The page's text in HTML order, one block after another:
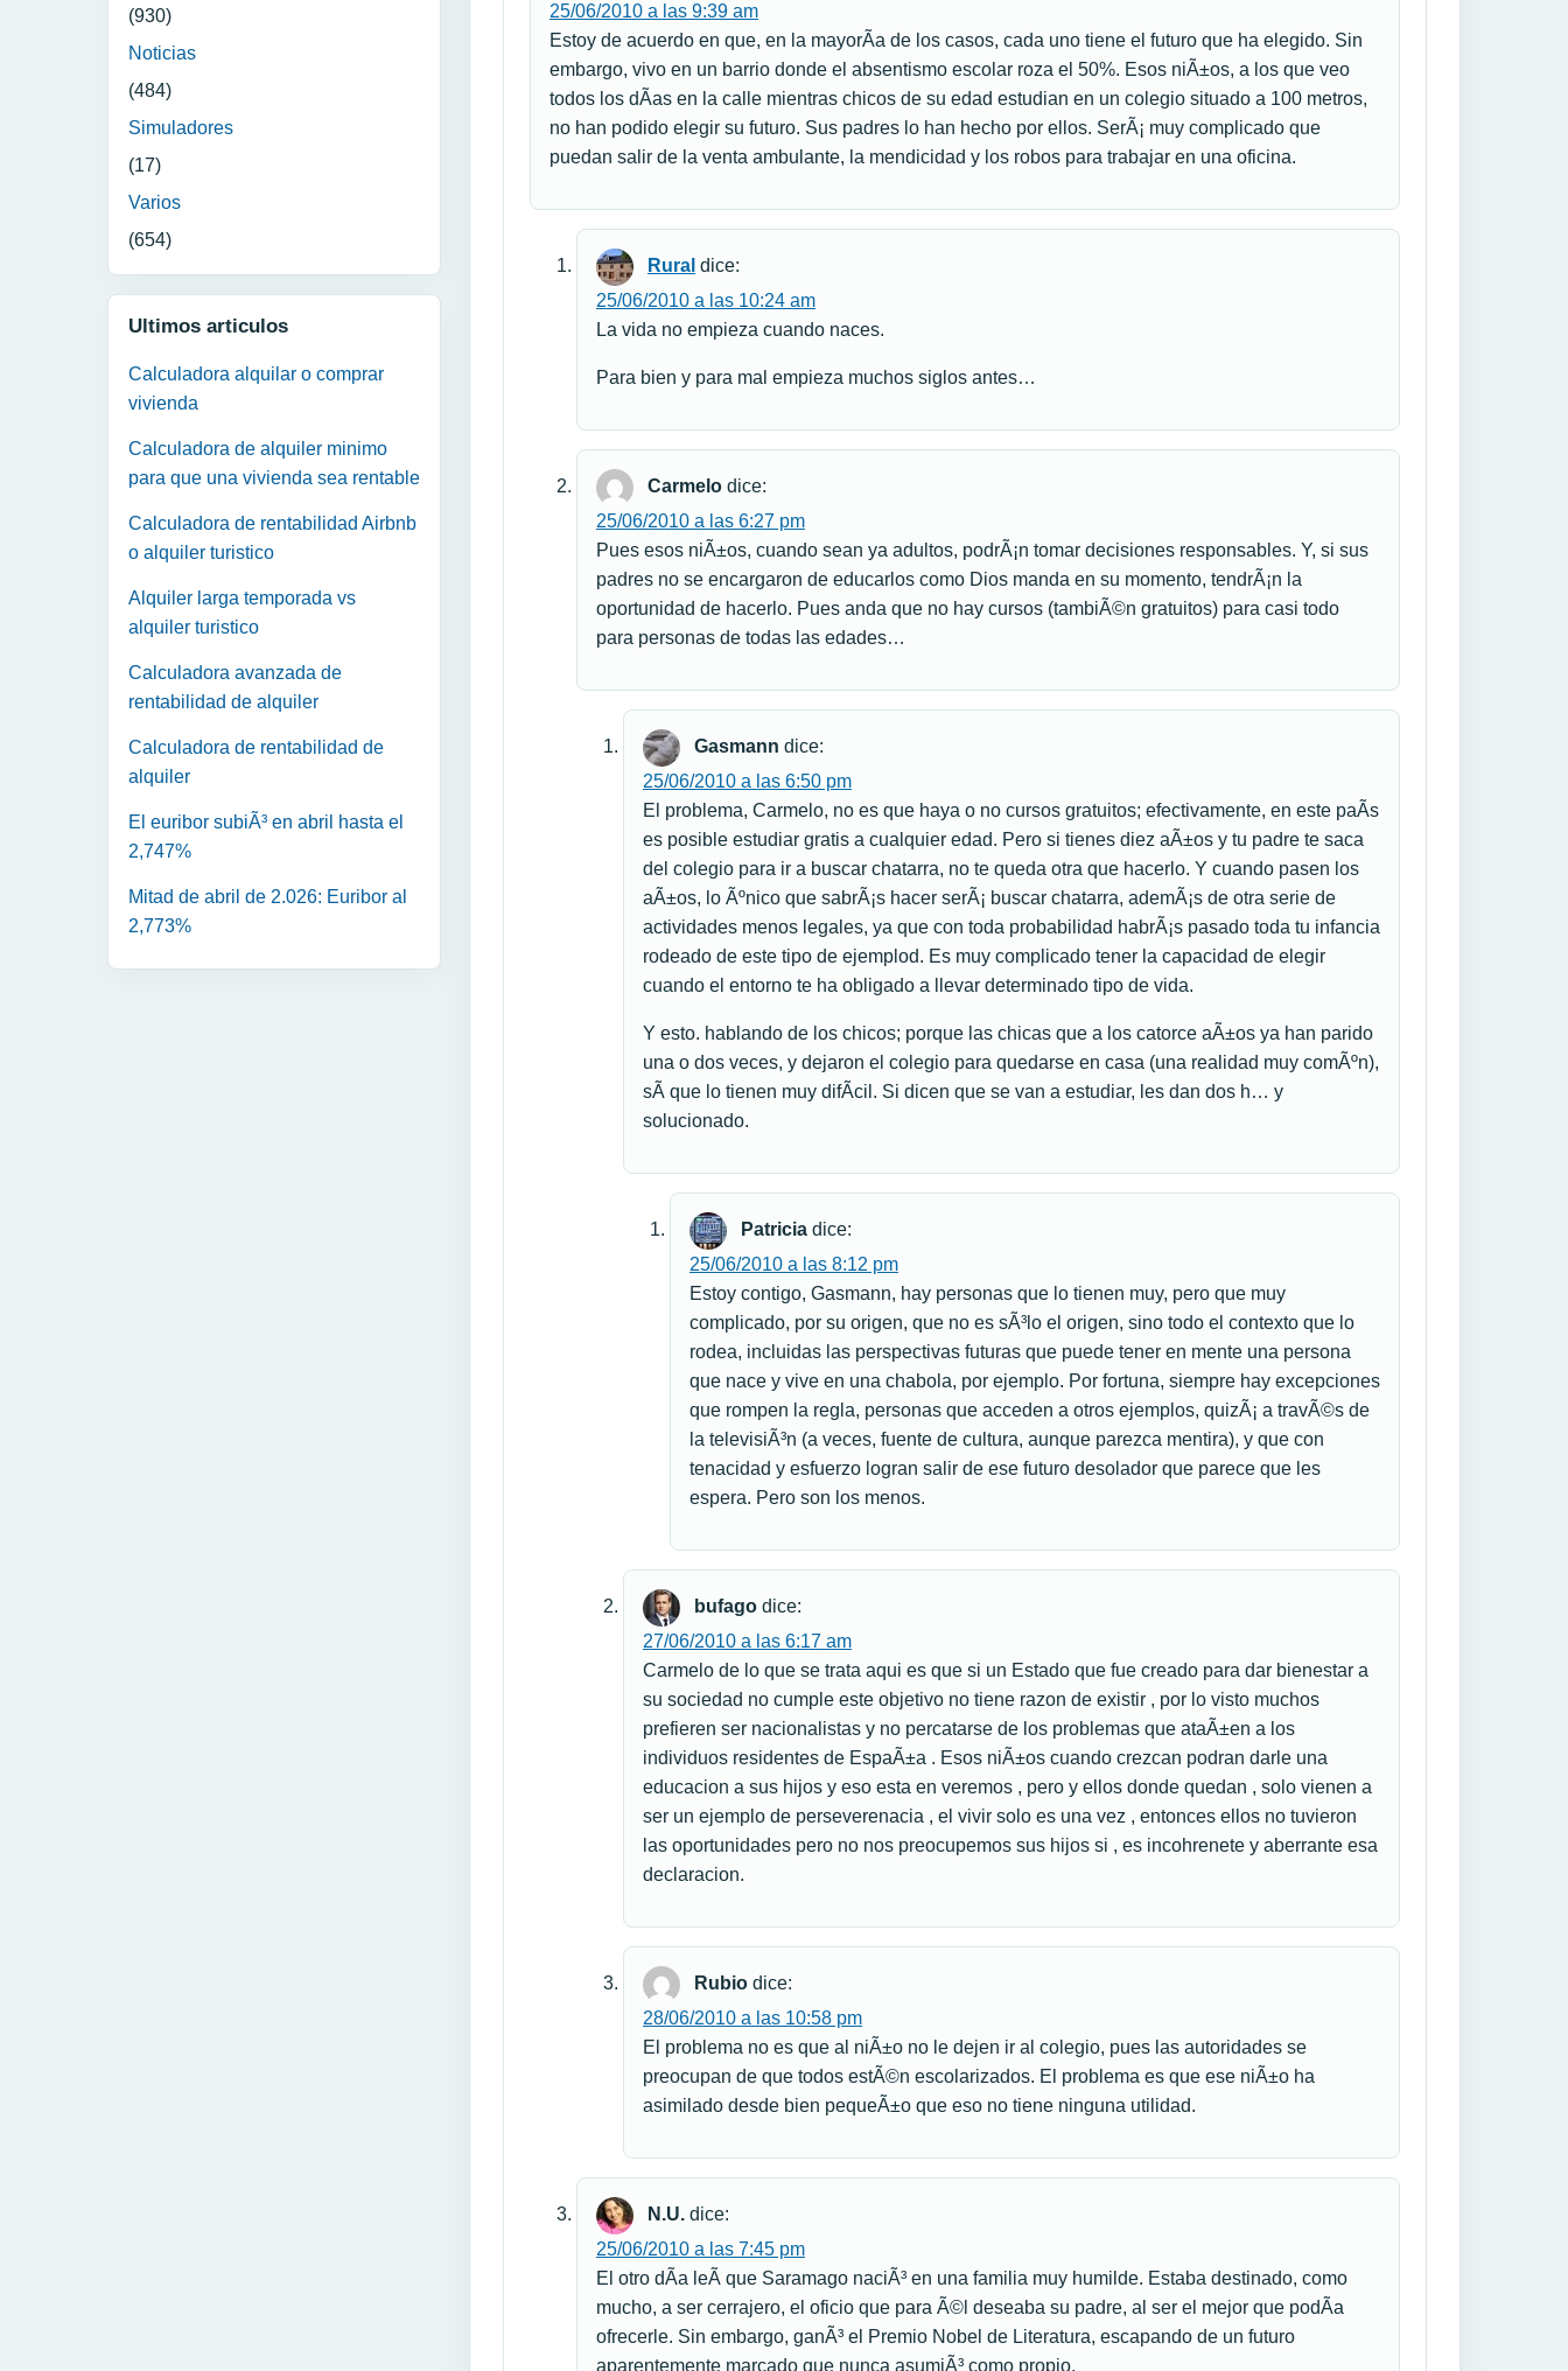
(930)
Noticias
(484)
Simuladores
(17)
Varios
(654)
Ultimos articulos
Calculadora alquilar o comprar
vivienda
Calculadora de alquiler minimo
para que una vivienda sea rentable
Calculadora de rentabilidad Airbnb
o alquiler turistico
Alquiler larga temporada vs
alquiler turistico
Calculadora avanzada de
rentabilidad de alquiler
Calculadora de rentabilidad de
alquiler
El euribor subiÃ³ en abril hasta el
2,747%
Mitad de abril de 2.026: Euribor al
2,773%
25/06/2010 a las 9:39 am
Estoy de acuerdo en que, en la mayorÃ­a de los casos, cada uno tiene el futuro que ha elegido. Sin
embargo, vivo en un barrio donde el absentismo escolar roza el 50%. Esos niÃ±os, a los que veo
todos los dÃ­as en la calle mientras chicos de su edad estudian en un colegio situado a 100 metros,
no han podido elegir su futuro. Sus padres lo han hecho por ellos. SerÃ¡ muy complicado que
puedan salir de la venta ambulante, la mendicidad y los robos para trabajar en una oficina.
Rural dice:
25/06/2010 a las 10:24 am
La vida no empieza cuando naces.
Para bien y para mal empieza muchos siglos antes…
Carmelo dice:
25/06/2010 a las 6:27 pm
Pues esos niÃ±os, cuando sean ya adultos, podrÃ¡n tomar decisiones responsables. Y, si sus
padres no se encargaron de educarlos como Dios manda en su momento, tendrÃ¡n la
oportunidad de hacerlo. Pues anda que no hay cursos (tambiÃ©n gratuitos) para casi todo
para personas de todas las edades…
Gasmann dice:
25/06/2010 a las 6:50 pm
El problema, Carmelo, no es que haya o no cursos gratuitos; efectivamente, en este paÃ­s
es posible estudiar gratis a cualquier edad. Pero si tienes diez aÃ±os y tu padre te saca
del colegio para ir a buscar chatarra, no te queda otra que hacerlo. Y cuando pasen los
aÃ±os, lo Ãºnico que sabrÃ¡s hacer serÃ¡ buscar chatarra, ademÃ¡s de otra serie de
actividades menos legales, ya que con toda probabilidad habrÃ¡s pasado toda tu infancia
rodeado de este tipo de ejemplod. Es muy complicado tener la capacidad de elegir
cuando el entorno te ha obligado a llevar determinado tipo de vida.
Y esto. hablando de los chicos; porque las chicas que a los catorce aÃ±os ya han parido
una o dos veces, y dejaron el colegio para quedarse en casa (una realidad muy comÃºn),
sÃ­ que lo tienen muy difÃ­cil. Si dicen que se van a estudiar, les dan dos h… y
solucionado.
Patricia dice:
25/06/2010 a las 8:12 pm
Estoy contigo, Gasmann, hay personas que lo tienen muy, pero que muy
complicado, por su origen, que no es sÃ³lo el origen, sino todo el contexto que lo
rodea, incluidas las perspectivas futuras que puede tener en mente una persona
que nace y vive en una chabola, por ejemplo. Por fortuna, siempre hay excepciones
que rompen la regla, personas que acceden a otros ejemplos, quizÃ¡ a travÃ©s de
la televisiÃ³n (a veces, fuente de cultura, aunque parezca mentira), y que con
tenacidad y esfuerzo logran salir de ese futuro desolador que parece que les
espera. Pero son los menos.
bufago dice:
27/06/2010 a las 6:17 am
Carmelo de lo que se trata aqui es que si un Estado que fue creado para dar bienestar a
su sociedad no cumple este objetivo no tiene razon de existir , por lo visto muchos
prefieren ser nacionalistas y no percatarse de los problemas que ataÃ±en a los
individuos residentes de EspaÃ±a . Esos niÃ±os cuando crezcan podran darle una
educacion a sus hijos y eso esta en veremos , pero y ellos donde quedan , solo vienen a
ser un ejemplo de perseverenacia , el vivir solo es una vez , entonces ellos no tuvieron
las oportunidades pero no nos preocupemos sus hijos si , es incohrenete y aberrante esa
declaracion.
Rubio dice:
28/06/2010 a las 10:58 pm
El problema no es que al niÃ±o no le dejen ir al colegio, pues las autoridades se
preocupan de que todos estÃ©n escolarizados. El problema es que ese niÃ±o ha
asimilado desde bien pequeÃ±o que eso no tiene ninguna utilidad.
N.U. dice:
25/06/2010 a las 7:45 pm
El otro dÃ­a leÃ­ que Saramago naciÃ³ en una familia muy humilde. Estaba destinado, como
mucho, a ser cerrajero, el oficio que para Ã©l deseaba su padre, al ser el mejor que podÃ­a
ofrecerle. Sin embargo, ganÃ³ el Premio Nobel de Literatura, escapando de un futuro
aparentemente marcado que nunca asumiÃ³ como propio.